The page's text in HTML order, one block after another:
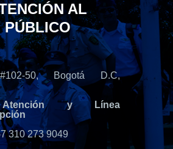
AL
PÚBLICO
50, Bogotá D.C,
y Línea
310 273 9049